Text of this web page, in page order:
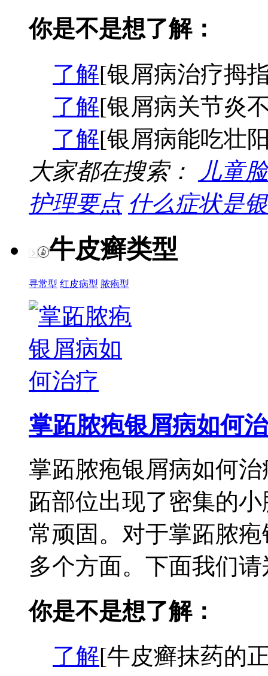
你是不是想了解：
了解[银屑病治疗拇
了解[银屑病关节炎
了解[银屑病能吃壮
大家都在搜索：
儿童
护理要点 什么症状是
牛皮癣类型
寻常型 红皮病型 脓疱型
掌跖脓疱银屑病如何治
掌跖脓疱银屑病如何
跖部位出现了密集的
常顽固。对于掌跖脓
多个方面。下面我们
你是不是想了解：
了解[牛皮癣抹药的